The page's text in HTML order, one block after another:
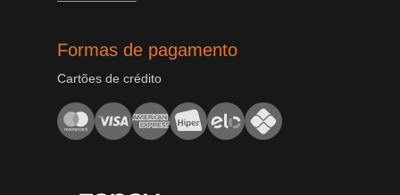
Formas de pagamento
Cartões de crédito